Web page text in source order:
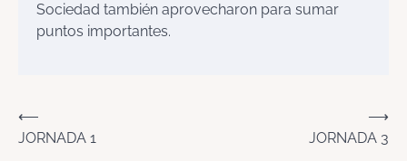
Sociedad también aprovecharon para sumar
puntos importantes.
Navegación
de
⟵
JORNADA 1
JORNADA 3
⟶